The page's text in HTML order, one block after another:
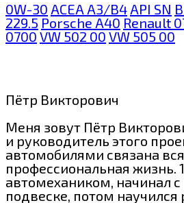
0W-30 ACEA A3/B4 API SN
229.5 Porsche A40 Renault
0700 VW 502 00 VW 505 00
Пётр Викторович
Меня зовут Пётр
и руководитель этого
автомобилями связана
профессиональная жизнь.
автомехаником, начинал с
подвеске, потом научился